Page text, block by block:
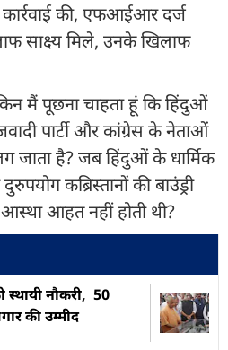
कार्रवाई की, एफआईआर दर्ज
साक्ष्य मिले, उनके खिलाफ
मैं पूछना चाहता हूं कि हिंदुओं
पार्टी और कांग्रेस के नेताओं
जाता है? जब हिंदुओं के धार्मिक
कब्रिस्तानों की बाउंड्री
आहत नहीं होती थी?
स्थायी नौकरी, 50
की उम्मीद